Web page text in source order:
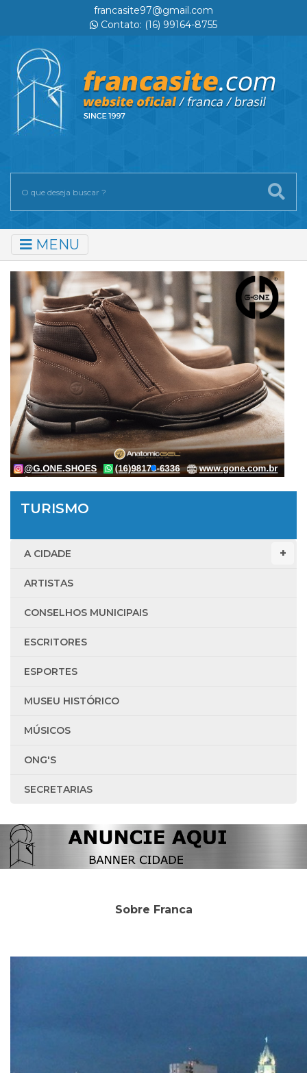
francasite97@gmail.com
Contato: (16) 99164-8755
MENU
TURISMO
A CIDADE
ARTISTAS
CONSELHOS MUNICIPAIS
ESCRITORES
ESPORTES
MUSEU HISTÓRICO
MÚSICOS
ONG'S
SECRETARIAS
Sobre Franca